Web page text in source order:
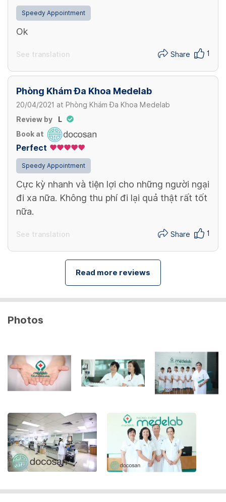
tiền đi đường theo quy định lấy máu tại nhà ** Nhận
mẫu trước 10h00 - trả kết quả vào 20h00 cùng
ngày *** Nhận mẫu trước 14h30 - trả kết quả vào
See all
2,700,000 VND/ mẫu gộp
Speedy Appointment
Ok
See translation Share 1
Phòng Khám Đa Khoa Medelab
20/04/2021 at Phòng Khám Đa Khoa Medelab
Review by
L
Book at
Perfect
Speedy Appointment
Cực kỳ nhanh và tiện lợi cho những người ngại
đi xa nữa. Không thu phí đi lại quả thật rất tốt
nữa.
See translation Share 1
Read more reviews
Photos